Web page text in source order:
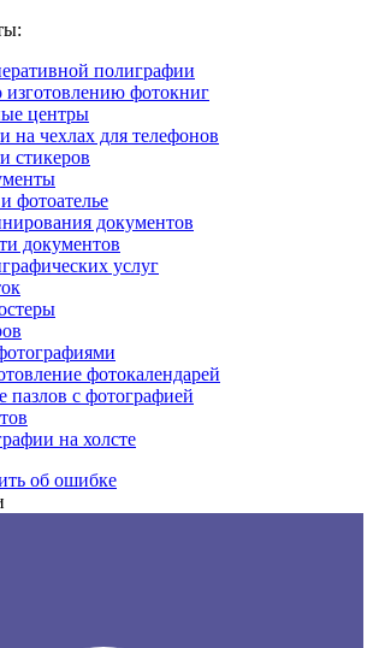
полиграфии
фотокниг
центры
на чехлах для телефонов
стикеров
фотоателье
документов
документов
услуг
фотокалендарей
пазлов с фотографией
на холсте
об ошибке